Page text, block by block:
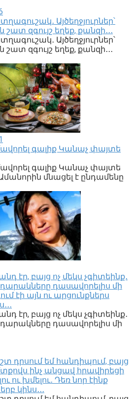
Այծեղջյուրներ՝
զգույշ եղեք, քանզի․․․
Այծեղջյուրներ՝
զգույշ եղեք, քանզի․․․
գալիք Կանաչ փայտե
գալիք Կանաչ փայտե
մնացել է ընդամենը
էր, բայց ոչ մեկս չգիտեինք․
դասավորելիս մի
էի այն ու արցունքներս
էր, բայց ոչ մեկս չգիտեինք․
դասավորելիս մի
դրսում եմ հանդիպում, բայց
ինչ անցավ հրավիրեցի
ու խմելու․ Դեռ նոր էինք
կինս․․․